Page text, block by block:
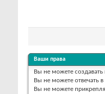
Ваши права
Вы не можете
Вы не можете отвечать
Вы не можете